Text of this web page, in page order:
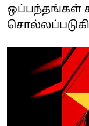
ஒப்பந்தங்கள்